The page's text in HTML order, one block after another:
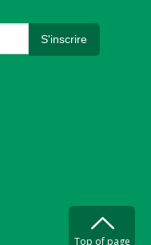
Top of page